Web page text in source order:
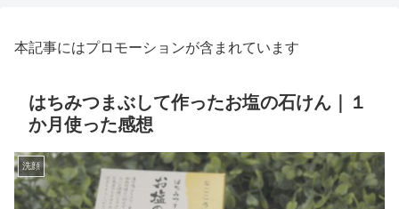
本記事にはプロモーションが含まれています
はちみつまぶして作ったお塩の石けん｜１
か月使った感想
洗顔